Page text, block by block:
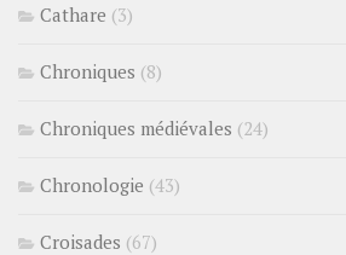
Cathare (3)
Chroniques (8)
Chroniques médiévales (24)
Chronologie (43)
Croisades (67)